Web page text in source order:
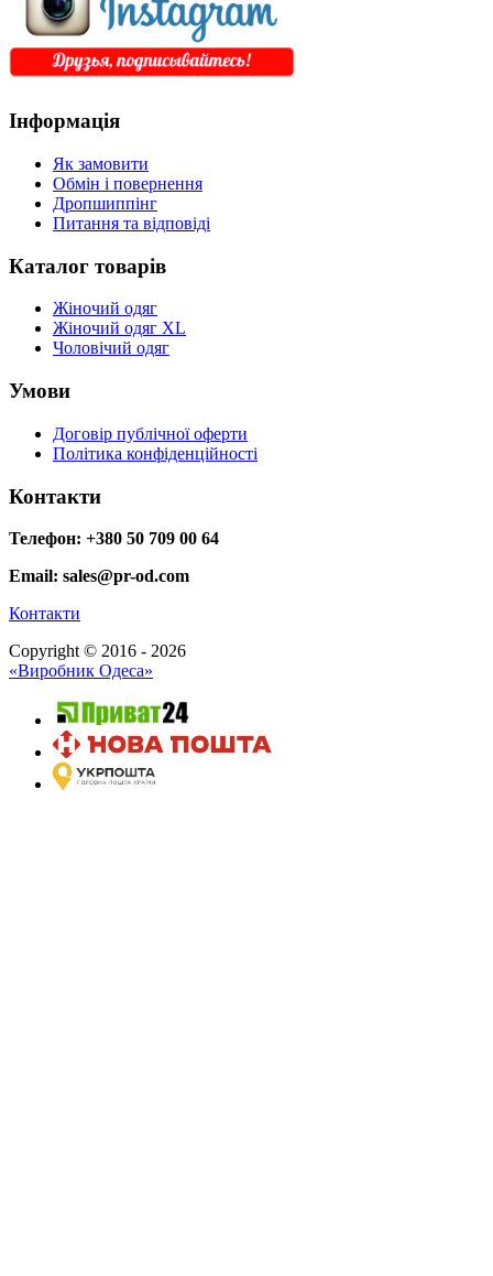
Інформація
Як замовити
Обмін і повернення
Дропшиппінг
Питання та відповіді
Каталог товарів
Жіночий одяг
Жіночий одяг XL
Чоловічий одяг
Умови
Договір публічної оферти
Політика конфіденційності
Контакти
Телефон: +380 50 709 00 64
Email: sales@pr-od.com
Контакти
Copyright © 2016 - 2026
«Виробник Одеса»